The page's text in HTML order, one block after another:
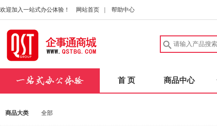
欢迎加入一站式办公体验！ 网站首页 帮助中心
首 页 商品中心
商品大类 全部